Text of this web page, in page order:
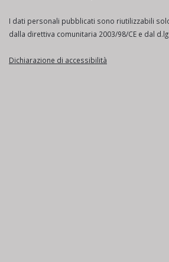
I dati personali pubblicati sono riutilizzabili
dalla direttiva comunitaria 2003/98/CE e dal
Dichiarazione di accessibilità